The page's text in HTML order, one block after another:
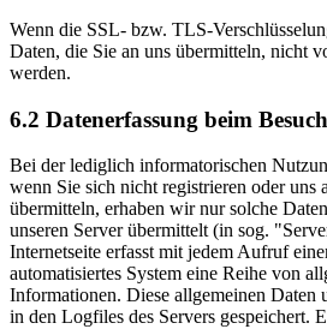
Wenn die SSL- bzw. TLS-
Daten, die Sie an uns übermitteln, nicht
werden.
6.2 Datenerfassung beim
Bei der lediglich informatorischen
wenn Sie sich nicht registrieren oder uns
übermitteln, erhaben wir nur solche
unseren Server übermittelt (in sog.
Internetseite erfasst mit jedem Aufruf
automatisiertes System eine Reihe von
Informationen. Diese allgemeinen Daten
in den Logfiles des Servers gespeichert.